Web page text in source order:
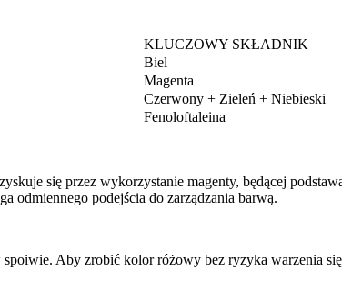
KLUCZOWY SKŁADNIK
Biel
Magenta
Czerwony + Zieleń + Niebieski
Fenoloftaleina
się przez wykorzystanie magenty, będącej
odmiennego podejścia do zarządzania barwą.
Aby zrobić kolor różowy bez ryzyka warzenia